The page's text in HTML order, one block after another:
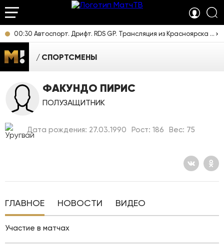
00:30 Автоспорт. Дрифт. RDS GP. Трансляция из Красноярска [6+]
СПОРТСМЕНЫ
ФАКУНДО ПИРИС
ПОЛУЗАЩИТНИК
Дата рождения: 27.03.1990 Рост: 186 Вес: 75
ГЛАВНОЕ НОВОСТИ ВИДЕО
Участие в матчах